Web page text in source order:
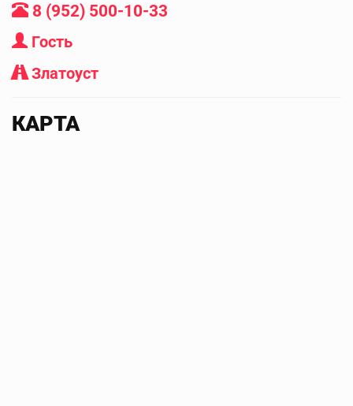
8 (952) 500-10-33
Гость
Златоуст
КАРТА